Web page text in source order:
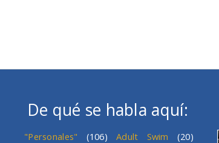
De qué se habla aquí:
"Personales" (106) Adult Swim
(20)